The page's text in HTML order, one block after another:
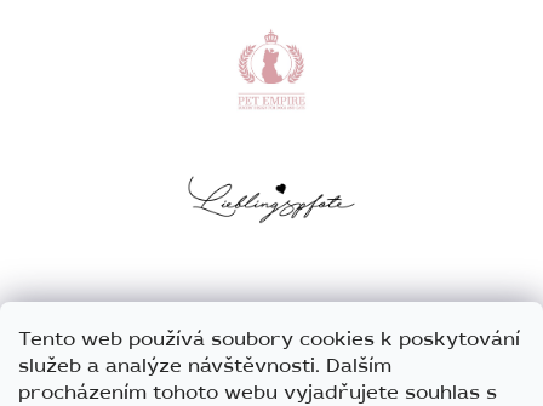
Tento web používá soubory cookies k poskytování
služeb a analýze návštěvnosti. Dalším
procházením tohoto webu vyjadřujete souhlas s